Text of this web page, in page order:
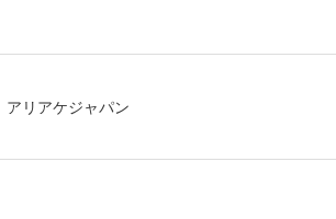
アリアケジャパン